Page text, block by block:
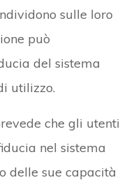
sulle loro
può
del sistema
utilizzo.
che gli utenti
nel sistema
delle sue capacità